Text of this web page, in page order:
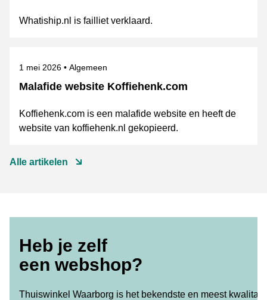
Whatiship.nl is failliet verklaard.
Malafide website Koffiehenk.com
Gepubliceerd op
1 mei 2026 Onderwerpen
Algemeen
Koffiehenk.com is een malafide website en heeft de
website van koffiehenk.nl gekopieerd.
Alle artikelen
Heb je zelf
een webshop?
Thuiswinkel Waarborg is het bekendste en meest